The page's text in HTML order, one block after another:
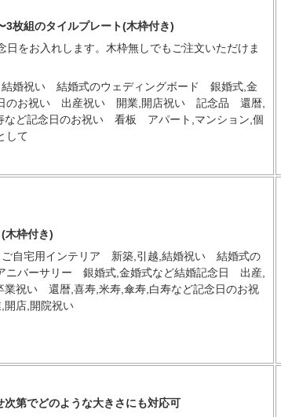
枚組のタイルプレート(木枠付き)
日をお入れします。木枠無しでもご注文いただけま
婚祝い 結婚式のウェディングボード 銀婚式,金
のお祝い 出産祝い 開業,開店祝い 記念品 還暦,
など記念日のお祝い 看板 アパート,マンション,個
して
木枠付き)
自宅用インテリア 新築,引越,結婚祝い 結婚式の
ニバーサリー 銀婚式,金婚式など結婚記念日 出産,
業祝い 還暦,喜寿,米寿,傘寿,白寿など記念日のお祝
店,開院祝い
第でどのような大きさにも対応可